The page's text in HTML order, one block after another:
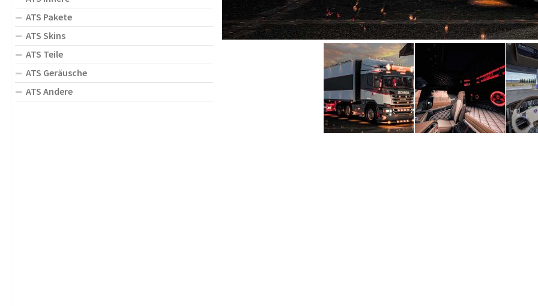
ATS Pakete
ATS Skins
ATS Teile
ATS Geräusche
ATS Andere